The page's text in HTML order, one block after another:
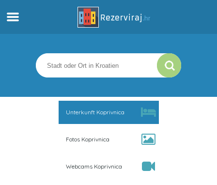
Apartments
Touristeninformation
Unterkunft Koprivnica
Fotos Koprivnica
Webcams Koprivnica